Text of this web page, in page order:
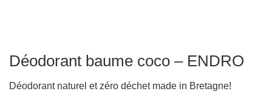
Déodorant baume coco – ENDRO
Déodorant naturel et zéro déchet made in Bretagne!